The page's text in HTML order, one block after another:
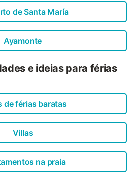
de Santa María
Ayamonte
e ideias para férias
de férias baratas
Villas
na praia